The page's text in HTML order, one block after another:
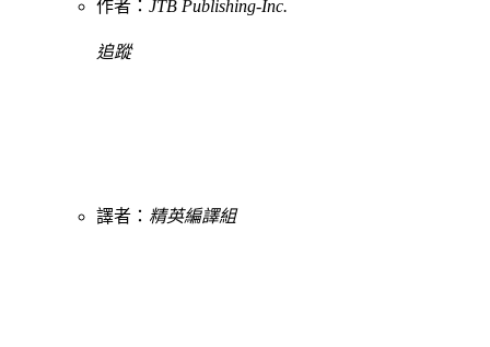
作者： JTB Publishing-Inc.
追蹤
譯者： 精英編譯組